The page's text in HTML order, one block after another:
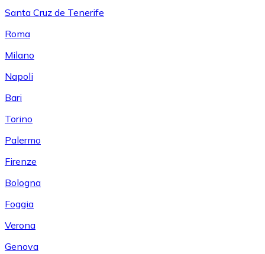
Santa Cruz de Tenerife
Roma
Milano
Napoli
Bari
Torino
Palermo
Firenze
Bologna
Foggia
Verona
Genova